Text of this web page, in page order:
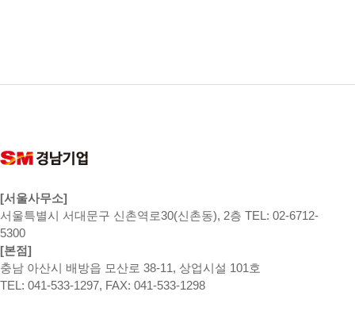
[서울사무소]
서울특별시 서대문구 신촌역로30(신촌동), 2층 TEL: 02-6712-
5300
[본점]
충남 아산시 배방읍 모산로 38-11, 상업시설 101호
TEL: 041-533-1297, FAX: 041-533-1298